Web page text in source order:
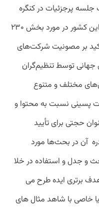
پرجزئیات در کنگره
ایالات متحده، حکم جدید دیوان عالی این کشور در مورد بخش ۲۳۰
بر مصونیت شرکت‌های
جهانی توسط تنظیم‌گران
مختلف و متنوع
پسینی نسبت به محتوا و
حجتی برای تأیید
آن در بحث‌ها مورد
و جدل و استفاده در خلا
برتری ایده طرح می
خاصی با شاهد مثال های